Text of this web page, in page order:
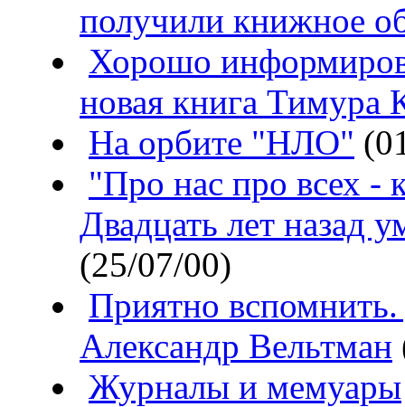
получили книжное
Хорошо
новая книга Тимура
На орбите "НЛО"
"Про нас про всех -
Двадцать лет назад
(25/07/00)
Приятно вспомнить.
Александр Вельтман
Журналы и мемуары